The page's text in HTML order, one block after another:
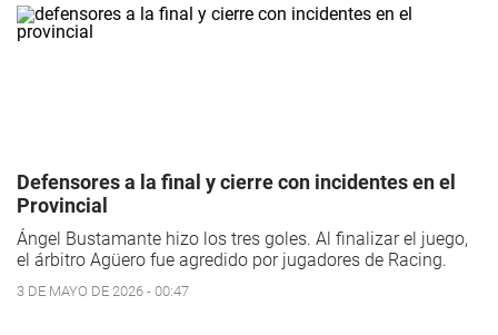
Defensores a la final y cierre con incidentes en el
Provincial
Ángel Bustamante hizo los tres goles. Al finalizar el juego,
el árbitro Agüero fue agredido por jugadores de Racing.
3 DE MAYO DE 2026 - 00:47